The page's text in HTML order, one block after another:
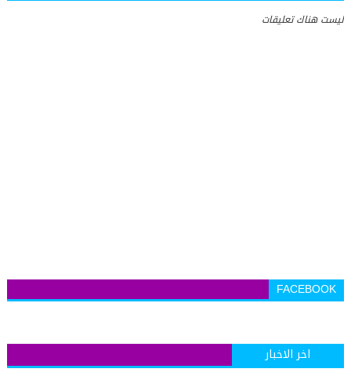
ليست هناك تعليقات
FACEBOOK
اخر الاخبار